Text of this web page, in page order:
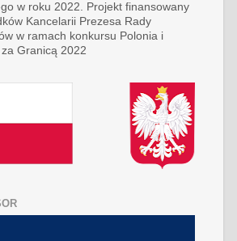
w roku 2022. Projekt finansowany
Kancelarii Prezesa Rady
w ramach konkursu Polonia i
Granicą 2022